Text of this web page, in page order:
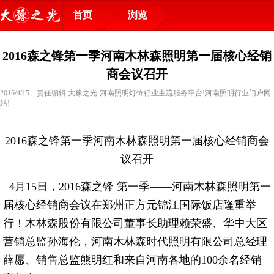
首页 浏览
2016森之锋第一季河南木林森照明第一届核心经销
商会议召开
2016/4/15 责任编辑:大豫之光-河南照明灯饰行业主流服务平台!河南照明行业门户网
站!
2016森之锋第一季河南木林森照明第一届核心经销商会
议召开
4月15日，2016森之锋 第一季——河南木林森照明第一
届核心经销商会议在郑州正方元锦江国际饭店隆重举
行！木林森股份有限公司董事长助理赖荣盛、华中大区
营销总监孙海伦，河南木林森时代照明有限公司总经理
薛愿、销售总监熊明红和来自河南各地的100余名经销